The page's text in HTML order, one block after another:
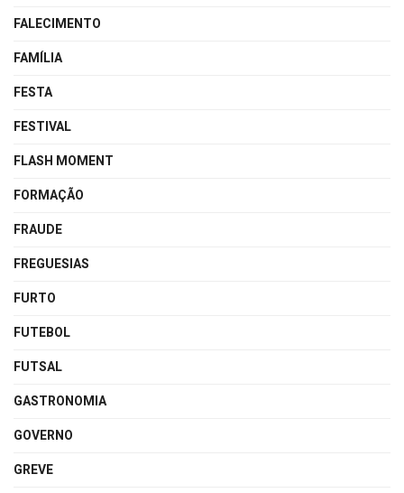
FALECIMENTO
FAMÍLIA
FESTA
FESTIVAL
FLASH MOMENT
FORMAÇÃO
FRAUDE
FREGUESIAS
FURTO
FUTEBOL
FUTSAL
GASTRONOMIA
GOVERNO
GREVE